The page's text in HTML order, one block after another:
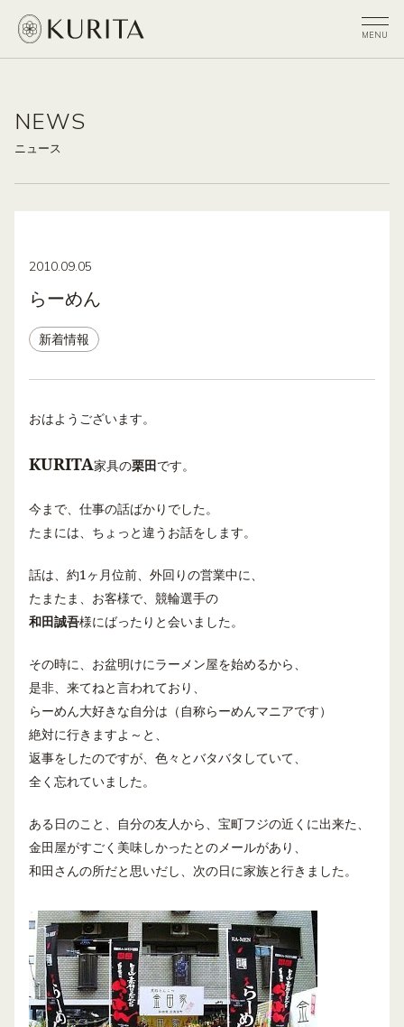
NEWS
ニュース
2010.09.05
らーめん
新着情報
おはようございます。
KURITA家具の栗田です。
今まで、仕事の話ばかりでした。
たまには、ちょっと違うお話をします。
話は、約1ヶ月位前、外回りの営業中に、
たまたま、お客様で、競輪選手の
和田誠吾様にばったりと会いました。
その時に、お盆明けにラーメン屋を始めるから、
是非、来てねと言われており、
らーめん大好きな自分は（自称らーめんマニアです）
絶対に行きますよ～と、
返事をしたのですが、色々とバタバタしていて、
全く忘れていました。
ある日のこと、自分の友人から、宝町フジの近くに出来た、
金田屋がすごく美味しかったとのメールがあり、
和田さんの所だと思いだし、次の日に家族と行きました。